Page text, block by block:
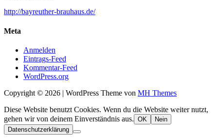
http://bayreuther-brauhaus.de/
Meta
Anmelden
Eintrags-Feed
Kommentar-Feed
WordPress.org
Copyright © 2026 | WordPress Theme von MH Themes
Diese Website benutzt Cookies. Wenn du die Website weiter nutzt,
gehen wir von deinem Einverständnis aus. OK
Nein
Datenschutzerklärung